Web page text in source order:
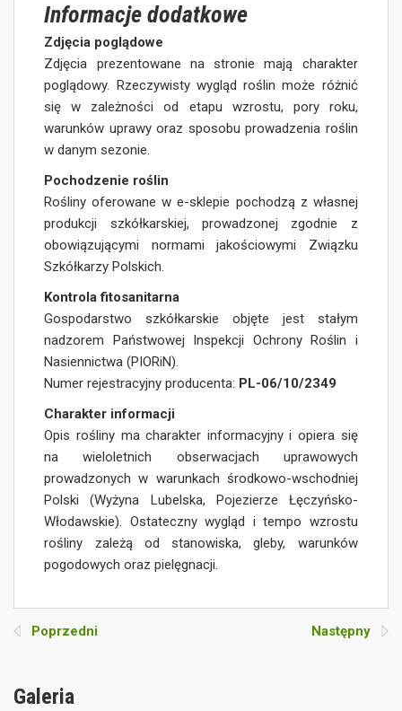
Informacje dodatkowe
Zdjęcia poglądowe
Zdjęcia prezentowane na stronie mają charakter
poglądowy. Rzeczywisty wygląd roślin może różnić
się w zależności od etapu wzrostu, pory roku,
warunków uprawy oraz sposobu prowadzenia roślin
w danym sezonie.
Pochodzenie roślin
Rośliny oferowane w e-sklepie pochodzą z własnej
produkcji szkółkarskiej, prowadzonej zgodnie z
obowiązującymi normami jakościowymi Związku
Szkółkarzy Polskich.
Kontrola fitosanitarna
Gospodarstwo szkółkarskie objęte jest stałym
nadzorem Państwowej Inspekcji Ochrony Roślin i
Nasiennictwa (PIORiN).
Numer rejestracyjny producenta: PL-06/10/2349
Charakter informacji
Opis rośliny ma charakter informacyjny i opiera się
na wieloletnich obserwacjach uprawowych
prowadzonych w warunkach środkowo-wschodniej
Polski (Wyżyna Lubelska, Pojezierze Łęczyńsko-
Włodawskie). Ostateczny wygląd i tempo wzrostu
rośliny zależą od stanowiska, gleby, warunków
pogodowych oraz pielęgnacji.
Poprzedni Następny
Galeria